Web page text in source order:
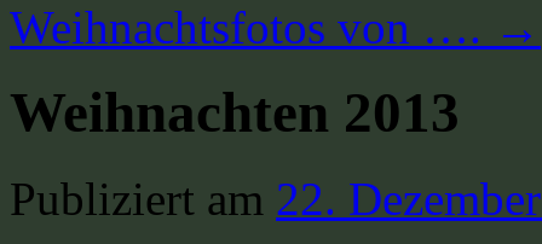
Weihnachtsfotos von …. →
Weihnachten 2013
Publiziert am 22.